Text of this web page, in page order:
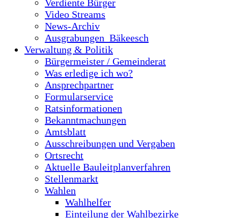
Verdiente Bürger
Video Streams
News-Archiv
Ausgrabungen_Bäkeesch
Verwaltung & Politik
Bürgermeister / Gemeinderat
Was erledige ich wo?
Ansprechpartner
Formularservice
Ratsinformationen
Bekanntmachungen
Amtsblatt
Ausschreibungen und Vergaben
Ortsrecht
Aktuelle Bauleitplanverfahren
Stellenmarkt
Wahlen
Wahlhelfer
Einteilung der Wahlbezirke